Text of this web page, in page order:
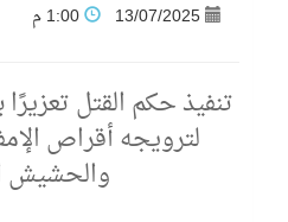
13/07/2025
تنفيذ حكم القتل
لترويجه أقراص
والحشيش